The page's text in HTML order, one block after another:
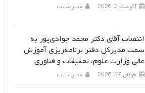
آگوست 2, 2026 مدیر سایت
انتصاب آقای دکتر محمد جوادی‌پور به
سمت مدیرکل دفتر برنامه‌ریزی آموزش
عالی وزارت علوم، تحقیقات و فناوری
جولای 27, 2026 مدیر سایت